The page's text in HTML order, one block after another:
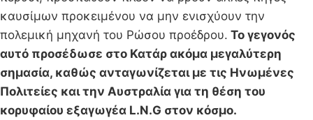
καυσίμων προκειμένου να μην ενισχύουν την
πολεμική μηχανή του Ρώσου προέδρου. Το γεγονός
αυτό προσέδωσε στο Κατάρ ακόμα μεγαλύτερη
σημασία, καθώς ανταγωνίζεται με τις Ηνωμένες
Πολιτείες και την Αυστραλία για τη θέση του
κορυφαίου εξαγωγέα L.N.G στον κόσμο.